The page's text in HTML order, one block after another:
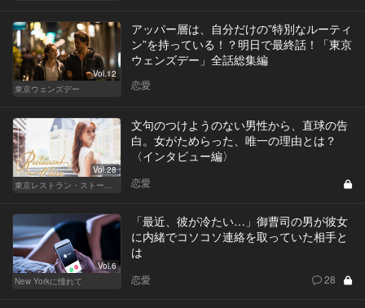
Vol.12
東京ウェンズデー
アッパー層は、自分だけの”特別なルーティ
ン”を持っている！？明日で最終話！「東京
ウェンズデー」全話総集編
恋愛
Vol.28
東京レストラン・ストーリー
文句のつけようのない男性から、直球の告
白。女がためらった、唯一の理由とは？
〈インタビュー編〉
恋愛
Vol.6
New Yorkに憧れて
「最近、彼が冷たい…」御曹司の男が彼女
に内緒でコソコソ連絡を取っていた相手と
は
恋愛 28